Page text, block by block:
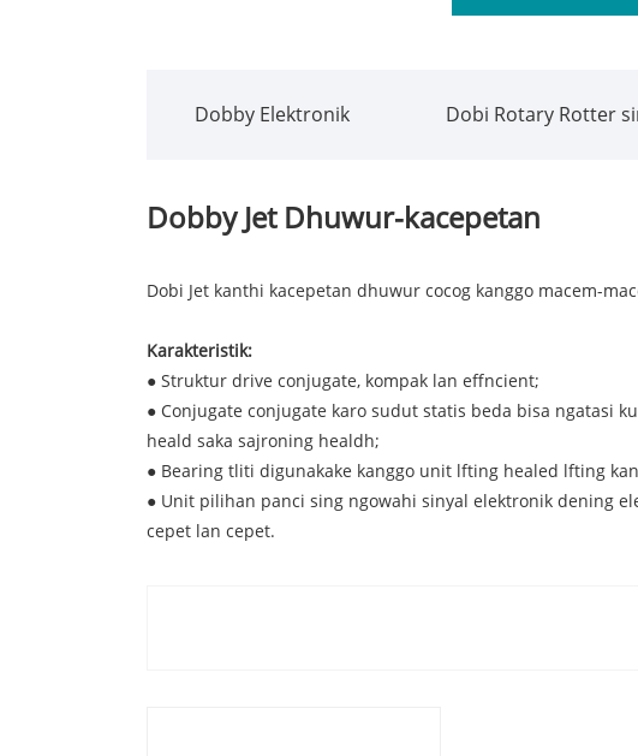
Dobby Elektronik Dobi Rotary Rotter
Dobby Jet Dhuwur-kacepetan
Dobi Jet kanthi kacepetan dhuwur cocog kanggo macem-
Karakteristik:
● Struktur drive conjugate, kompak lan effncient;
● Conjugate conjugate karo sudut statis beda bisa ngatasi
heald saka sajroning healdh;
● Bearing tliti digunakake kanggo unit lfting healed lfting
● Unit pilihan panci sing ngowahi sinyal elektronik dening
cepet lan cepet.